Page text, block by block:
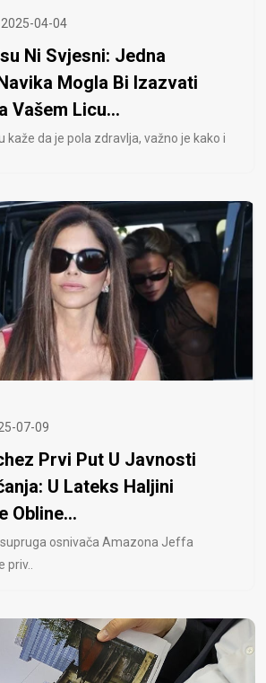
2025-04-04
Ni Svjesni: Jedna
Mogla Bi Izazvati
Vašem Licu...
kaže da je pola zdravlja, važno je kako i
07-09
Prvi Put U Javnosti
U Lateks Haljini
Obline...
osnivača Amazona Jeffa
priv..